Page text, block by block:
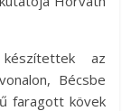
az
Bécsbe
faragott kövek